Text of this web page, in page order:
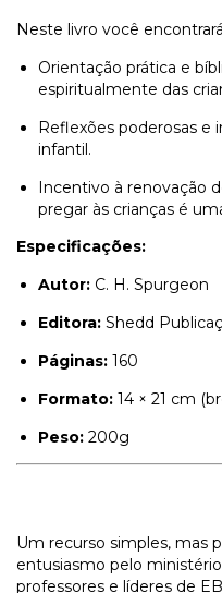
Neste livro você
Orientação prática e
espiritualmente das
Reflexões poderosas e
infantil.
Incentivo à renovação
pregar às crianças é
Especificações:
Autor: C. H. Spurgeon
Editora: Shedd
Páginas: 160
Formato: 14 × 21 cm
Peso: 200g
Um recurso simples, mas
entusiasmo pelo
professores e líderes de